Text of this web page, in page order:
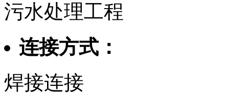
污水处理工程
连接方式：
焊接连接